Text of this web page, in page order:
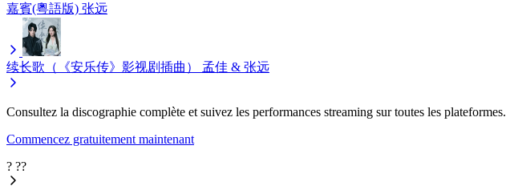
嘉賓(粵語版) 张远
续长歌（《安乐传》影视剧插曲） 孟佳 & 张远
Consultez la discographie complète et suivez les performances streaming sur toutes les plateformes.
Commencez gratuitement maintenant
? ??